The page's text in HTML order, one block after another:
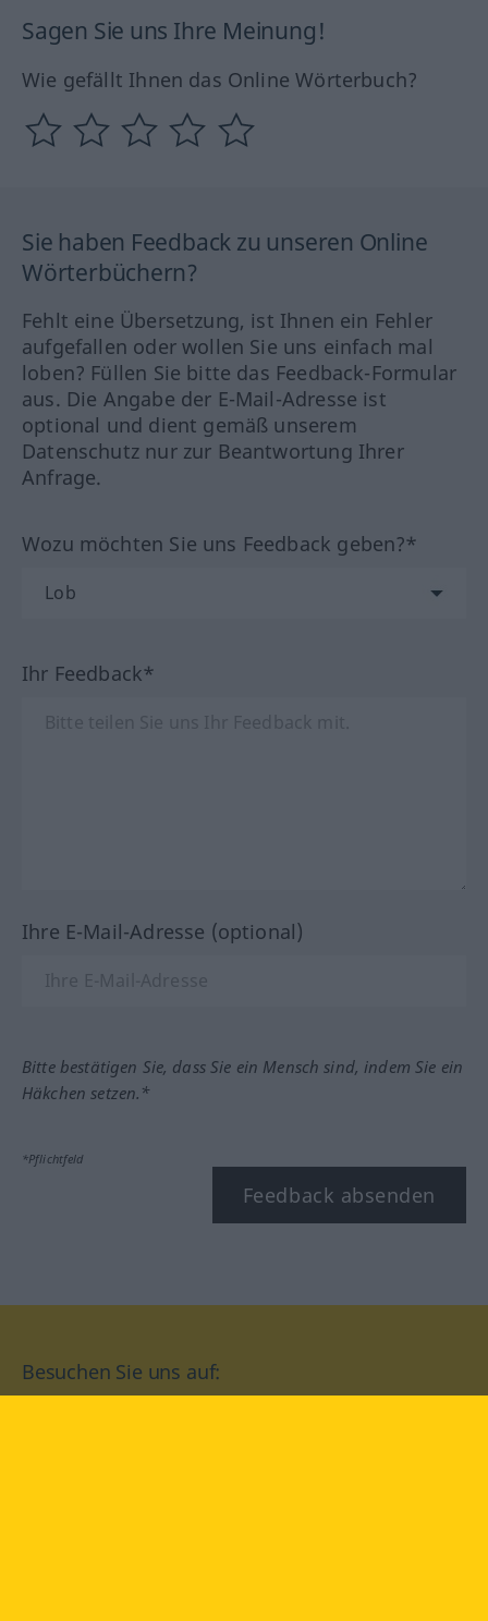
Sagen Sie uns Ihre Meinung!
Wie gefällt Ihnen das Online Wörterbuch?
Sie haben Feedback zu unseren Online
Wörterbüchern?
Fehlt eine Übersetzung, ist Ihnen ein Fehler
aufgefallen oder wollen Sie uns einfach mal
loben? Füllen Sie bitte das Feedback-Formular
aus. Die Angabe der E-Mail-Adresse ist
optional und dient gemäß unserem
Datenschutz nur zur Beantwortung Ihrer
Anfrage.
Wozu möchten Sie uns Feedback geben?*
Ihr Feedback*
Ihre E-Mail-Adresse (optional)
Bitte bestätigen Sie, dass Sie ein Mensch sind, indem Sie ein
Häkchen setzen.*
*Pflichtfeld
Feedback absenden
Besuchen Sie uns auf: